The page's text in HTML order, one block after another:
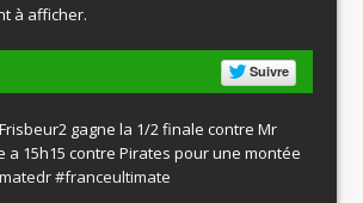
à afficher.
Suivre
Frisbeur2 gagne la 1/2 finale contre Mr
a 15h15 contre Pirates pour une montée
#franceultimate